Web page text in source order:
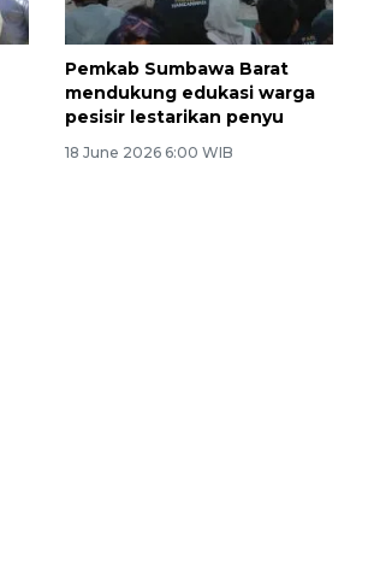
Pemkab Sumbawa Barat
mendukung edukasi warga
pesisir lestarikan penyu
18 June 2026 6:00 WIB